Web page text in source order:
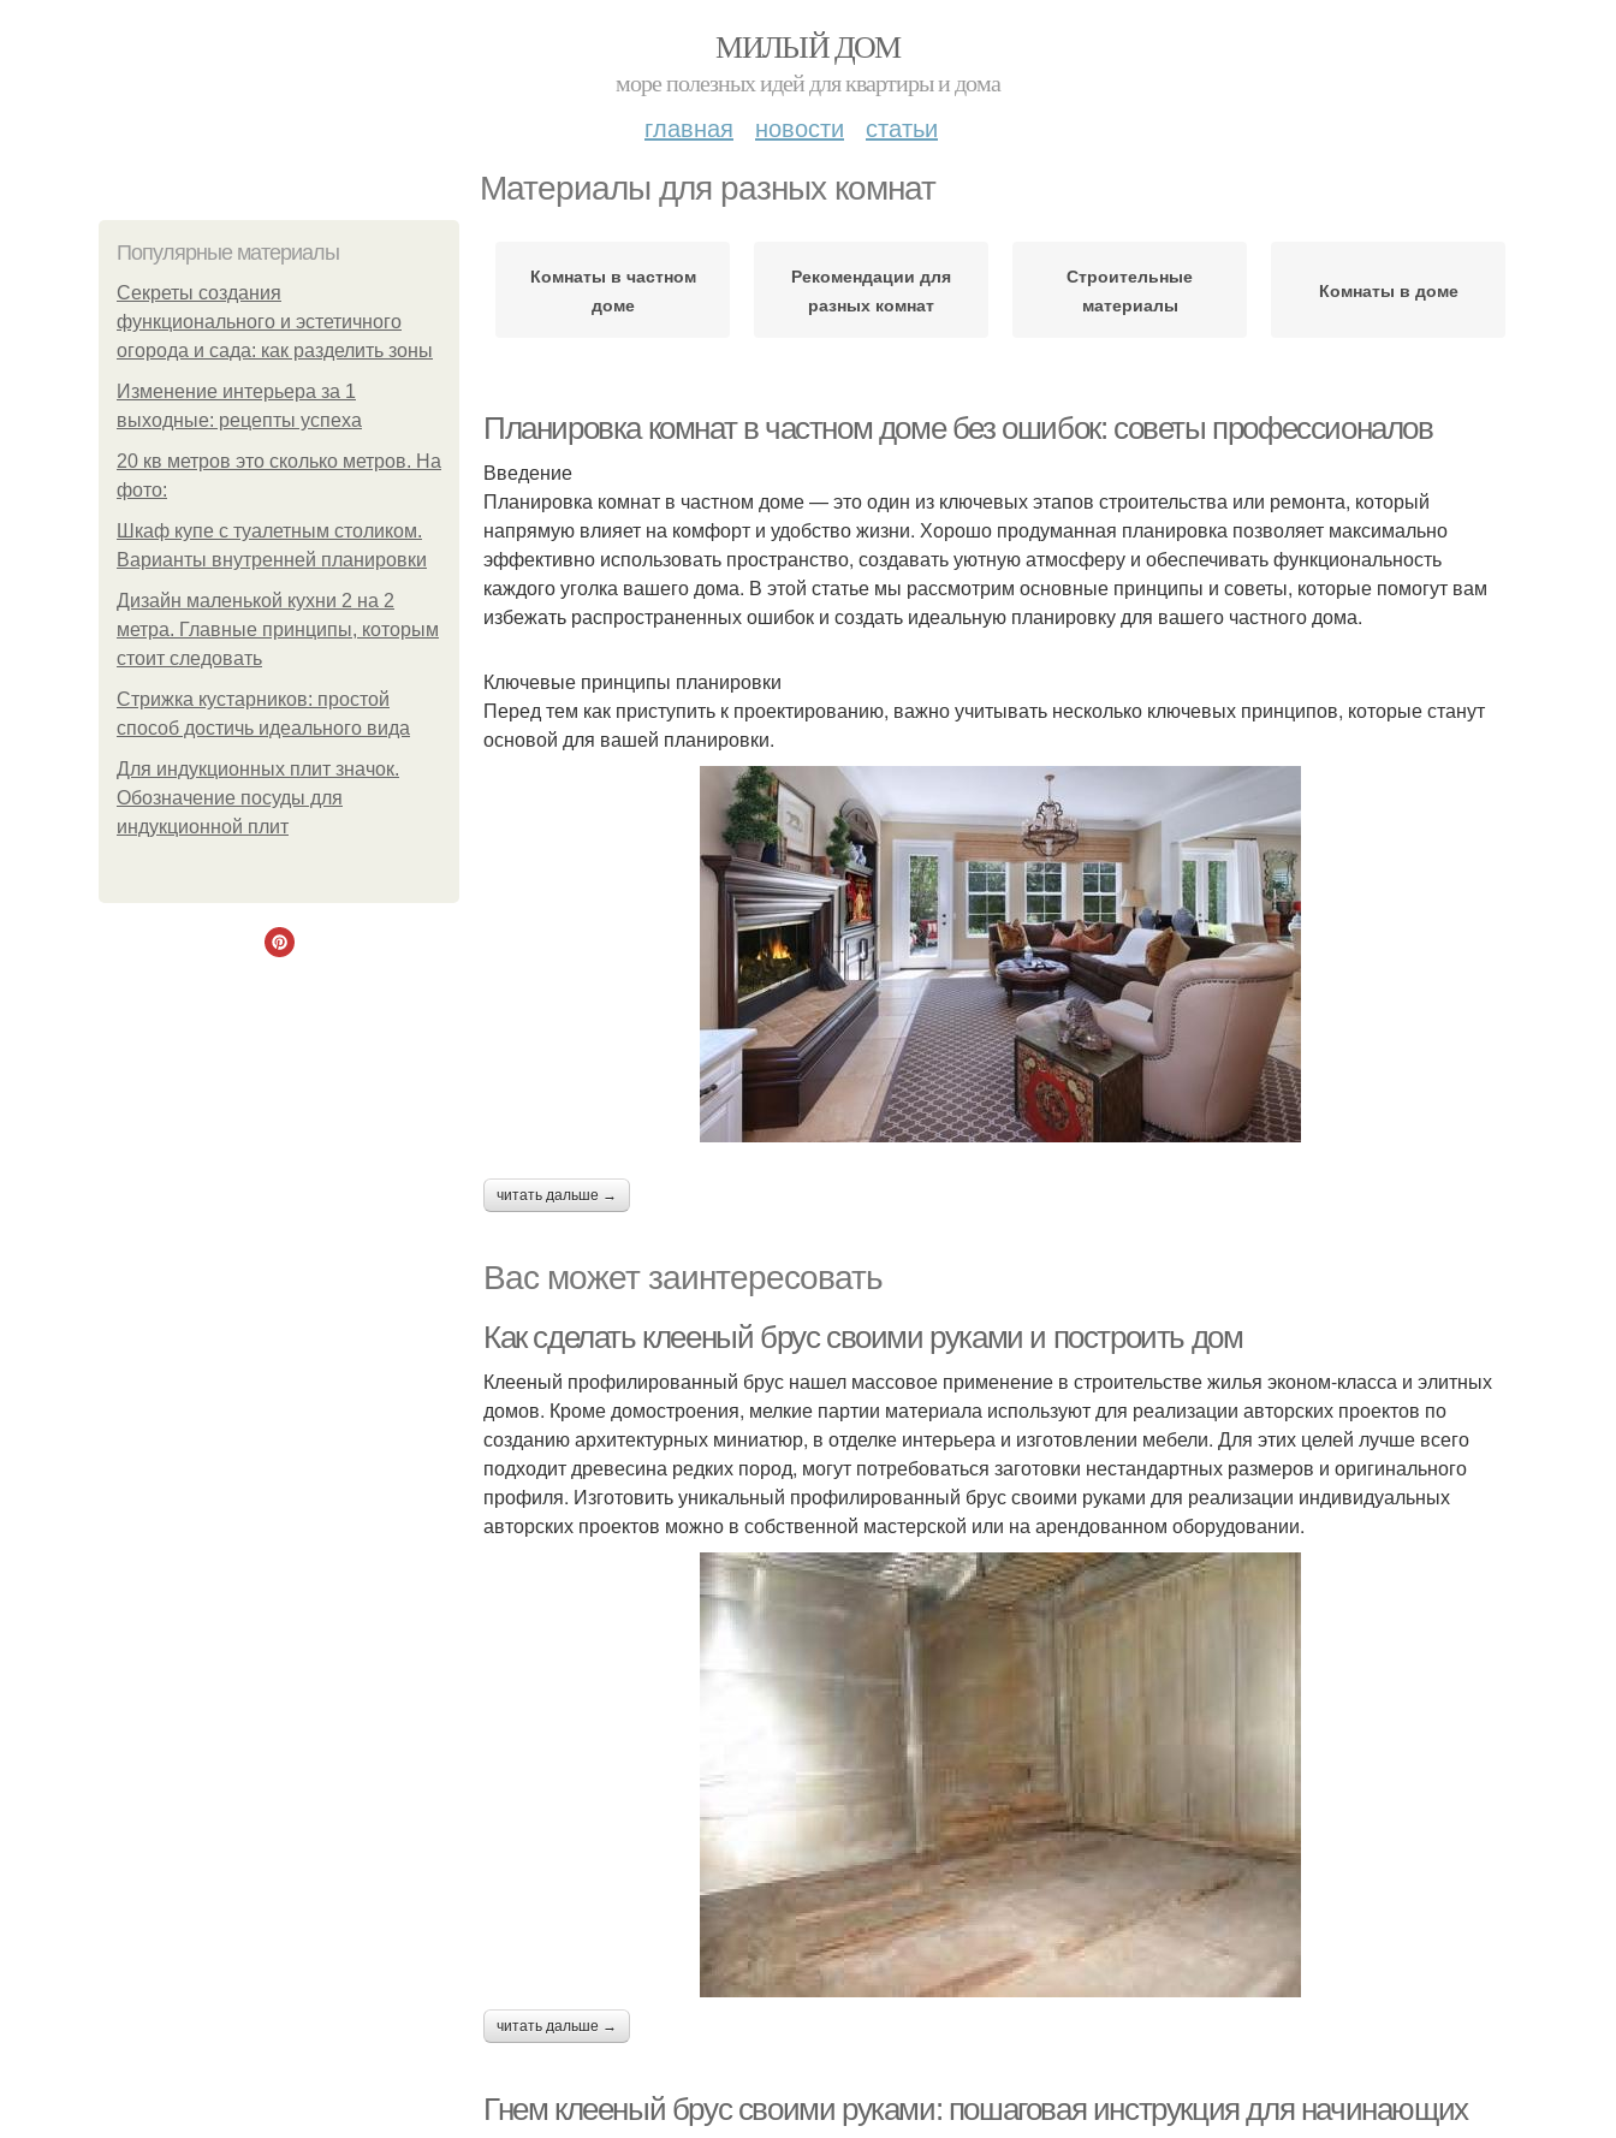
МИЛЫЙ ДОМ
море полезных идей для квартиры и дома
главная новости статьи
Материалы для разных комнат
Популярные материалы
Секреты создания
функционального и эстетичного
огорода и сада: как разделить зоны
Изменение интерьера за 1
выходные: рецепты успеха
20 кв метров это сколько метров. На
фото:
Шкаф купе с туалетным столиком.
Варианты внутренней планировки
Дизайн маленькой кухни 2 на 2
метра. Главные принципы, которым
стоит следовать
Стрижка кустарников: простой
способ достичь идеального вида
Для индукционных плит значок.
Обозначение посуды для
индукционной плит
Комнаты в частном
доме
Рекомендации для
разных комнат
Строительные
материалы
Комнаты в доме
Планировка комнат в частном доме без ошибок: советы профессионалов
Введение
Планировка комнат в частном доме — это один из ключевых этапов строительства или ремонта, который
напрямую влияет на комфорт и удобство жизни. Хорошо продуманная планировка позволяет максимально
эффективно использовать пространство, создавать уютную атмосферу и обеспечивать функциональность
каждого уголка вашего дома. В этой статье мы рассмотрим основные принципы и советы, которые помогут вам
избежать распространенных ошибок и создать идеальную планировку для вашего частного дома.
Ключевые принципы планировки
Перед тем как приступить к проектированию, важно учитывать несколько ключевых принципов, которые станут
основой для вашей планировки.
читать дальше →
Вас может заинтересовать
Как сделать клееный брус своими руками и построить дом
Клееный профилированный брус нашел массовое применение в строительстве жилья эконом-класса и элитных
домов. Кроме домостроения, мелкие партии материала используют для реализации авторских проектов по
созданию архитектурных миниатюр, в отделке интерьера и изготовлении мебели. Для этих целей лучше всего
подходит древесина редких пород, могут потребоваться заготовки нестандартных размеров и оригинального
профиля. Изготовить уникальный профилированный брус своими руками для реализации индивидуальных
авторских проектов можно в собственной мастерской или на арендованном оборудовании.
читать дальше →
Гнем клееный брус своими руками: пошаговая инструкция для начинающих